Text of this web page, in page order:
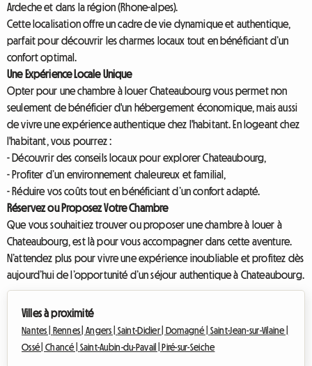
Ardeche et dans la région (Rhone-alpes).
Cette localisation offre un cadre de vie dynamique et authentique,
parfait pour découvrir les charmes locaux tout en bénéficiant d’un
confort optimal.
Une Expérience Locale Unique
Opter pour une chambre à louer Chateaubourg vous permet non
seulement de bénéficier d'un hébergement économique, mais aussi
de vivre une expérience authentique chez l'habitant. En logeant chez
l'habitant, vous pourrez :
- Découvrir des conseils locaux pour explorer Chateaubourg,
- Profiter d’un environnement chaleureux et familial,
- Réduire vos coûts tout en bénéficiant d’un confort adapté.
Réservez ou Proposez Votre Chambre
Que vous souhaitiez trouver ou proposer une chambre à louer à
Chateaubourg, est là pour vous accompagner dans cette aventure.
N’attendez plus pour vivre une expérience inoubliable et profitez dès
aujourd’hui de l’opportunité d’un séjour authentique à Chateaubourg.
Villes à proximité
Nantes | Rennes |Angers | Saint-Didier | Domagné | Saint-Jean-sur-Vilaine |
Ossé | Chancé | Saint-Aubin-du-Pavail |Piré-sur-Seiche